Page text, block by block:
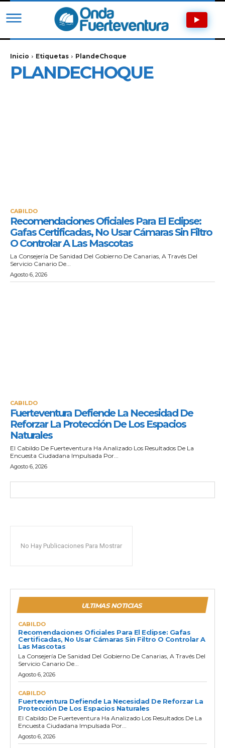
Inicio Etiquetas PlandeChoque
PLANDECHOQUE
CABILDO
Recomendaciones Oficiales Para El Eclipse:
Gafas Certificadas, No Usar Cámaras Sin Filtro
O Controlar A Las Mascotas
La Consejería De Sanidad Del Gobierno De Canarias, A Través Del
Servicio Canario De...
Agosto 6, 2026
CABILDO
Fuerteventura Defiende La Necesidad De
Reforzar La Protección De Los Espacios
Naturales
El Cabildo De Fuerteventura Ha Analizado Los Resultados De La
Encuesta Ciudadana Impulsada Por...
Agosto 6, 2026
No Hay Publicaciones Para Mostrar
ULTIMAS NOTICIAS
CABILDO
Recomendaciones Oficiales Para El Eclipse: Gafas
Certificadas, No Usar Cámaras Sin Filtro O Controlar A
Las Mascotas
La Consejería De Sanidad Del Gobierno De Canarias, A Través Del
Servicio Canario De...
Agosto 6, 2026
CABILDO
Fuerteventura Defiende La Necesidad De Reforzar La
Protección De Los Espacios Naturales
El Cabildo De Fuerteventura Ha Analizado Los Resultados De La
Encuesta Ciudadana Impulsada Por...
Agosto 6, 2026